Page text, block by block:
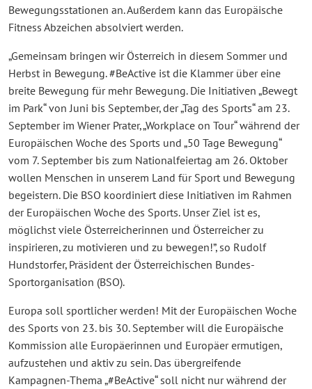
Bewegungsstationen an. Außerdem kann das Europäische
Fitness Abzeichen absolviert werden.
„Gemeinsam bringen wir Österreich in diesem Sommer und
Herbst in Bewegung. #BeActive ist die Klammer über eine
breite Bewegung für mehr Bewegung. Die Initiativen „Bewegt
im Park“ von Juni bis September, der „Tag des Sports“ am 23.
September im Wiener Prater, „Workplace on Tour“ während der
Europäischen Woche des Sports und „50 Tage Bewegung“
vom 7. September bis zum Nationalfeiertag am 26. Oktober
wollen Menschen in unserem Land für Sport und Bewegung
begeistern. Die BSO koordiniert diese Initiativen im Rahmen
der Europäischen Woche des Sports. Unser Ziel ist es,
möglichst viele Österreicherinnen und Österreicher zu
inspirieren, zu motivieren und zu bewegen!”, so Rudolf
Hundstorfer, Präsident der Österreichischen Bundes-
Sportorganisation (BSO).
Europa soll sportlicher werden! Mit der Europäischen Woche
des Sports von 23. bis 30. September will die Europäische
Kommission alle Europäerinnen und Europäer ermutigen,
aufzustehen und aktiv zu sein. Das übergreifende
Kampagnen-Thema „#BeActive“ soll nicht nur während der